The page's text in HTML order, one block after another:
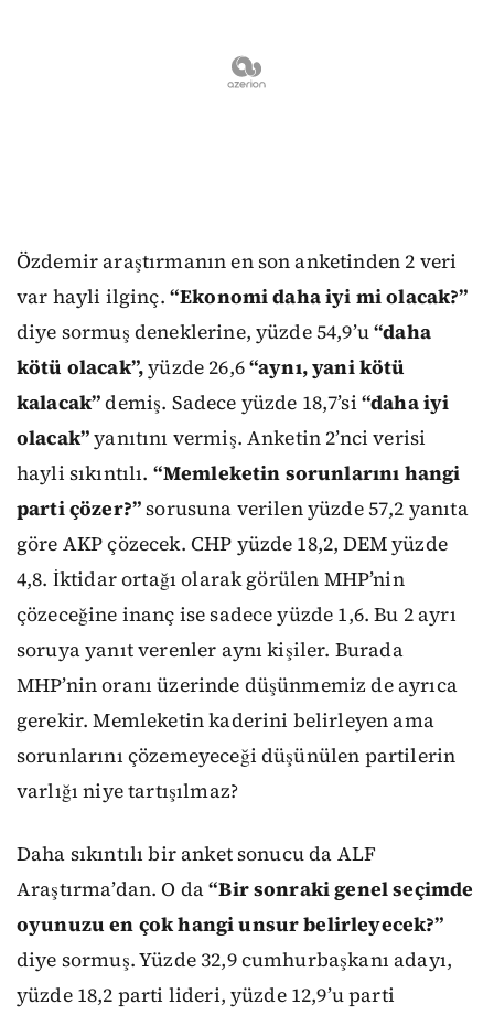
Özdemir araştırmanın en son anketinden 2 veri
var hayli ilginç. “Ekonomi daha iyi mi olacak?”
diye sormuş deneklerine, yüzde 54,9’u“daha
kötü olacak”,yüzde 26,6“aynı, yani kötü
kalacak”demiş. Sadece yüzde 18,7’si “daha iyi
olacak”yanıtını vermiş. Anketin 2’nci verisi
hayli sıkıntılı. “Memleketin sorunlarını hangi
parti çözer?”sorusuna verilen yüzde 57,2 yanıta
göre AKP çözecek. CHP yüzde 18,2, DEM yüzde
4,8. İktidar ortağı olarak görülen MHP’nin
çözeceğine inanç ise sadece yüzde 1,6. Bu 2 ayrı
soruya yanıt verenler aynı kişiler. Burada
MHP’nin oranı üzerinde düşünmemiz de ayrıca
gerekir. Memleketin kaderini belirleyen ama
sorunlarını çözemeyeceği düşünülen partilerin
varlığı niye tartışılmaz?
Daha sıkıntılı bir anket sonucu da ALF
Araştırma’dan. O da“Bir sonraki genel seçimde
oyunuzu en çok hangi unsur belirleyecek?”
diye sormuş. Yüzde 32,9 cumhurbaşkanı adayı,
yüzde 18,2 parti lideri, yüzde 12,9’u parti